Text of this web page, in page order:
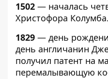
1502 — началась
Христофора Колумба.
1829 — день
день англичанин
получил патент на
перемалывающую